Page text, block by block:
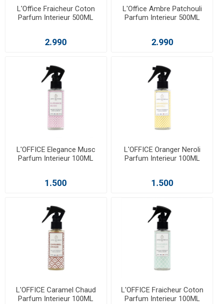
L'Office Fraicheur Coton
Parfum Interieur 500ML
2.990
L'Office Ambre Patchouli
Parfum Interieur 500ML
2.990
L'OFFICE Elegance Musc
Parfum Interieur 100ML
1.500
L'OFFICE Oranger Neroli
Parfum Interieur 100ML
1.500
L'OFFICE Caramel Chaud
Parfum Interieur 100ML
L'OFFICE Fraicheur Coton
Parfum Interieur 100ML